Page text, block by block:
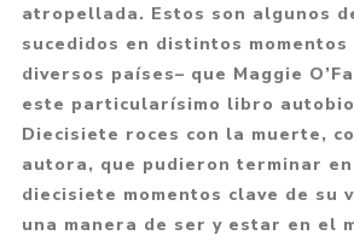
atropellada. Estos son algunos
sucedidos en distintos momentos
diversos países– que Maggie
este particularísimo libro
Diecisiete roces con la muerte,
autora, que pudieron terminar
diecisiete momentos clave de su
una manera de ser y estar en el